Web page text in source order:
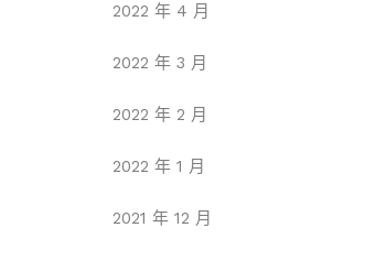
2022 年 4 月
2022 年 3 月
2022 年 2 月
2022 年 1 月
2021 年 12 月